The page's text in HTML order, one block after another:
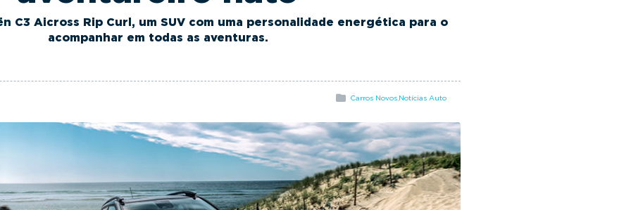
C3 Aicross Rip Curl, um SUV com uma personalidade energética para o
acompanhar em todas as aventuras.
Carros Novos Notícias Auto